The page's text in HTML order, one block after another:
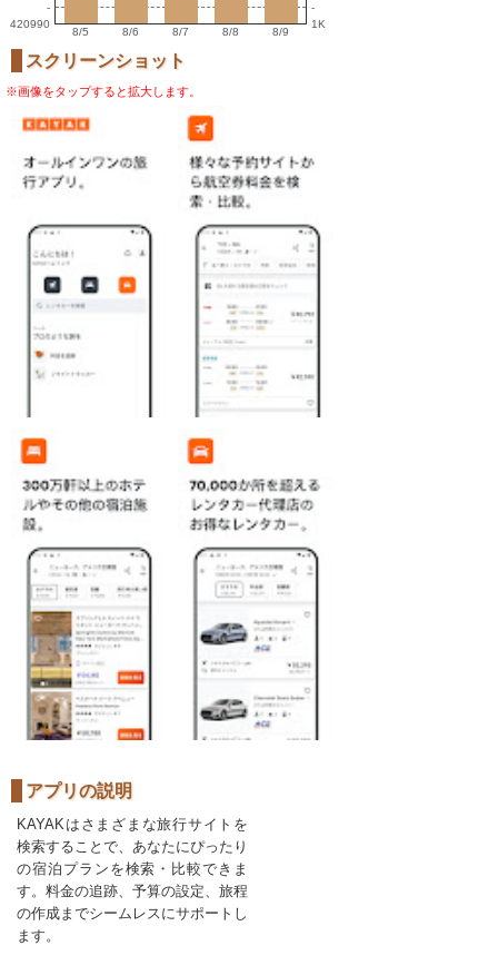
-
420990
8/5 8/6 8/7 8/8 8/9
-
1K
スクリーンショット
※画像をタップすると拡大します。
アプリの説明
KAYAKはさまざまな旅行サイトを
検索することで、あなたにぴったり
の宿泊プランを検索・比較できま
す。料金の追跡、予算の設定、旅程
の作成までシームレスにサポートし
ます。